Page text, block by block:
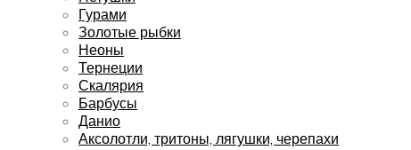
Гурами
Золотые рыбки
Неоны
Тернеции
Скалярия
Барбусы
Данио
Аксолотли, тритоны, лягушки, черепахи